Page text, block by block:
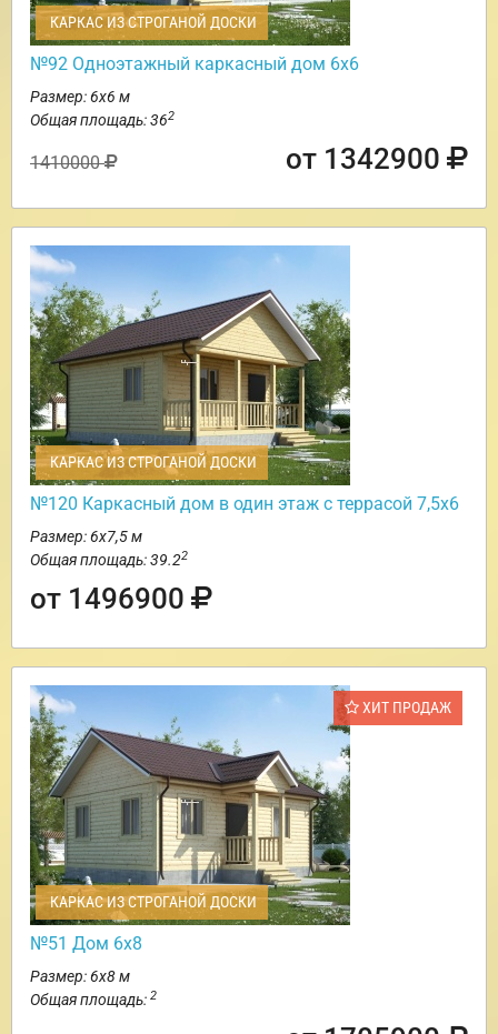
КАРКАС ИЗ СТРОГАНОЙ ДОСКИ
№92 Одноэтажный каркасный дом 6х6
Размер: 6х6 м
Общая площадь: 362
1410000 от 1342900
КАРКАС ИЗ СТРОГАНОЙ ДОСКИ
№120 Каркасный дом в один этаж с террасой 7,5х6
Размер: 6х7,5 м
Общая площадь: 39.22
от 1496900
ХИТ ПРОДАЖ
КАРКАС ИЗ СТРОГАНОЙ ДОСКИ
№51 Дом 6х8
Размер: 6х8 м
Общая площадь: 2